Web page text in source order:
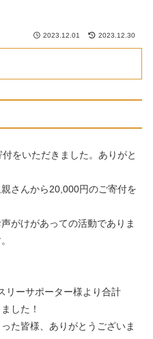
2023.12.01 2023.12.30
をいただきました。ありがと
さんから20,000円のご寄付を
がけがあっての活動でありま
リーサポーター様より合計
した！
た皆様、ありがとうございま